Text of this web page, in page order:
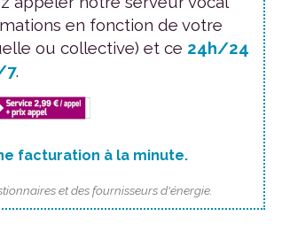
en fonction de votre
ou collective) et ce 24h/24
7.
facturation à la minute.
et des fournisseurs d'énergie.